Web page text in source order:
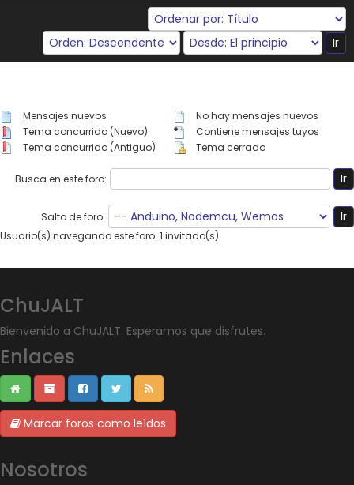
Mensajes nuevos
Tema concurrido (Nuevo)
Tema concurrido (Antiguo)
No hay mensajes nuevos
Contiene mensajes tuyos
Tema cerrado
Busca en este foro:
Salto de foro:
Usuario(s) navegando este foro: 1 invitado(s)
ChuJALT
Bienvenido a ChuJALT. Esperamos que disfrutes.
Enlaces
Marcar foros como leídos
Nosotros